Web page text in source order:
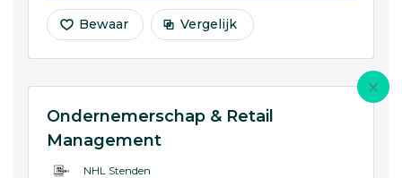
Bewaar Vergelijk
Ondernemerschap & Retail
Management
NHL Stenden